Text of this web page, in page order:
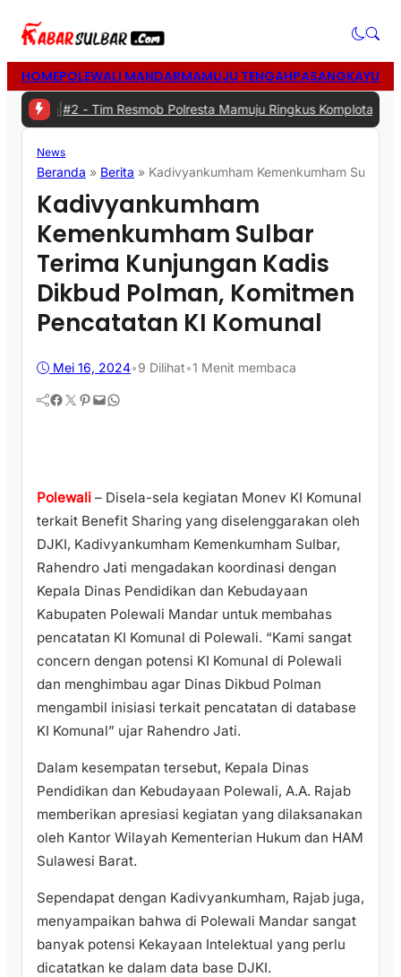
HOMEPOLEWALI MANDARMAMUJU TENGAHPASANGKAYU
#2 -Tim Resmob Polresta Mamuju Ringkus Komplotan Spesialis
News
Beranda » Berita » Kadivyankumham Kemenkumham Sulbar
Kadivyankumham
Kemenkumham Sulbar
Terima Kunjungan Kadis
Dikbud Polman, Komitmen
Pencatatan KI Komunal
Mei 16, 2024•9 Dilihat•1 Menit membaca
Facebook Twitter Pinterest Mail WhatsApp
Polewali – Disela-sela kegiatan Monev KI Komunal
terkait Benefit Sharing yang diselenggarakan oleh
DJKI, Kadivyankumham Kemenkumham Sulbar,
Rahendro Jati mengadakan koordinasi dengan
Kepala Dinas Pendidikan dan Kebudayaan
Kabupaten Polewali Mandar untuk membahas
pencatatan KI Komunal di Polewali. “Kami sangat
concern dengan potensi KI Komunal di Polewali
dan menghimbau agar Dinas Dikbud Polman
mengambil inisiasi terkait pencatatan di database
KI Komunal” ujar Rahendro Jati.
Dalam kesempatan tersebut, Kepala Dinas
Pendidikan dan Kebudayaan Polewali, A.A. Rajab
memberikan apresiasi kegiatan yang dilaksanakan
oleh Kantor Wilayah Kementerian Hukum dan HAM
Sulawesi Barat.
Sependapat dengan Kadivyankumham, Rajab juga,
menyampaikan bahwa di Polewali Mandar sangat
banyak potensi Kekayaan Intelektual yang perlu
dicatatkan ke dalam data base DJKI.